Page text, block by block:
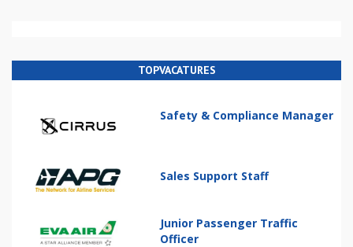
TOPVACATURES
Safety & Compliance Manager
Sales Support Staff
Junior Passenger Traffic
Officer